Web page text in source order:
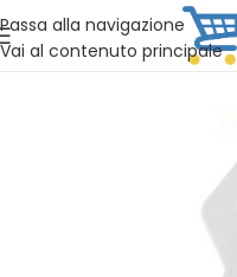
Passa alla navigazione
Vai al contenuto principale
Vuoi assistenza?